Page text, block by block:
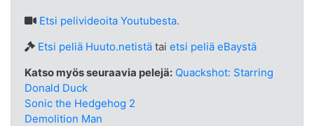
Etsi pelivideoita Youtubesta.
Etsi peliä Huuto.netistätai etsi peliä eBaystä
Katso myös seuraavia pelejä: Quackshot: Starring
Donald Duck
Sonic the Hedgehog 2
Demolition Man